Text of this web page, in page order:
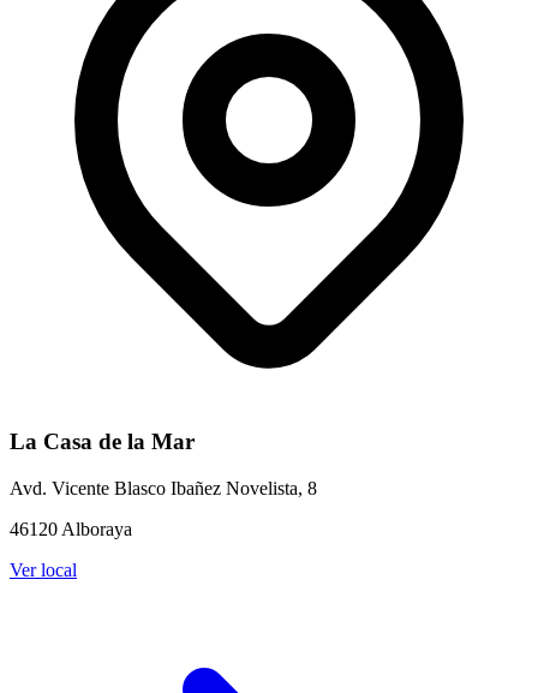
La Casa de la Mar
Avd. Vicente Blasco Ibañez Novelista, 8
46120 Alboraya
Ver local